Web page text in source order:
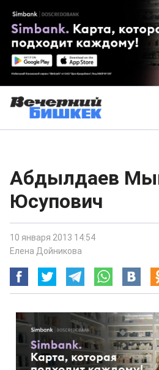
Абдылдаев
Юсупович
10 января 2013 14:54
Елена Дойникова